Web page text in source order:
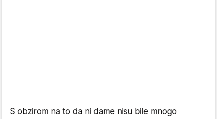
S obzirom na to da ni dame nisu bile mnogo